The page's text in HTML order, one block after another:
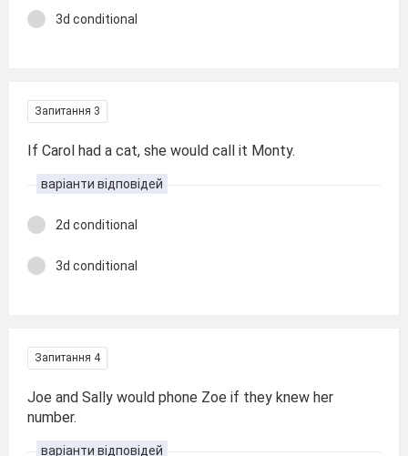
3d conditional
Запитання 3
If Carol had a cat, she would call it Monty.
варіанти відповідей
2d conditional
3d conditional
Запитання 4
Joe and Sally would phone Zoe if they knew her
number.
варіанти відповідей